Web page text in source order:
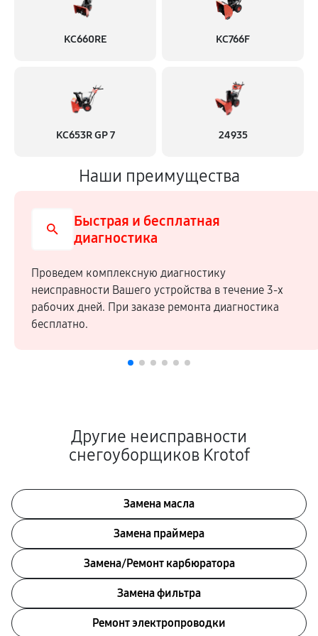
KC660RE KC766F
KC653R GP 7 24935
Наши преимущества
Быстрая и бесплатная
диагностика
Проведем комплексную диагностику
неисправности Вашего устройства в течение 3-х
рабочих дней. При заказе ремонта диагностика
бесплатно.
Другие неисправности
снегоуборщиков Krotof
Замена масла
Замена праймера
Замена/Pемонт карбюратора
Замена фильтра
Ремонт электропроводки